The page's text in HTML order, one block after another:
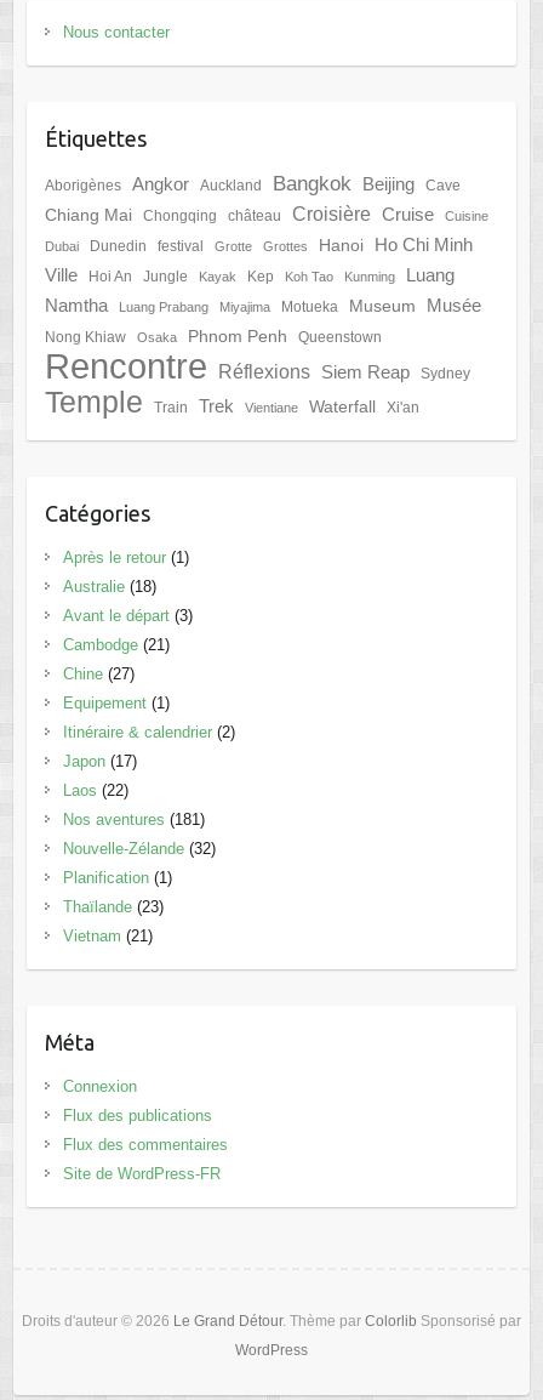
Nous contacter
Étiquettes
Aborigènes Angkor Auckland Bangkok Beijing Cave
Chiang Mai Chongqing château Croisière Cruise Cuisine
Dubai Dunedin festival Grotte Grottes Hanoi
Ho Chi Minh
Ville
Hoi An Jungle Kayak Kep Koh Tao Kunming
Luang
Namtha
Luang Prabang Miyajima Motueka Museum Musée
Nong Khiaw Osaka Phnom Penh Queenstown
Rencontre Réflexions Siem Reap Sydney
Temple Train Trek Vientiane Waterfall Xi'an
Catégories
Après le retour(1)
Australie(18)
Avant le départ(3)
Cambodge(21)
Chine(27)
Equipement(1)
Itinéraire & calendrier(2)
Japon(17)
Laos (22)
Nos aventures (181)
Nouvelle-Zélande(32)
Planification(1)
Thaïlande(23)
Vietnam (21)
Méta
Connexion
Flux des publications
Flux des commentaires
Site de WordPress-FR
Droits d'auteur © 2026 Le Grand Détour. Thème par Colorlib Sponsorisé par
WordPress